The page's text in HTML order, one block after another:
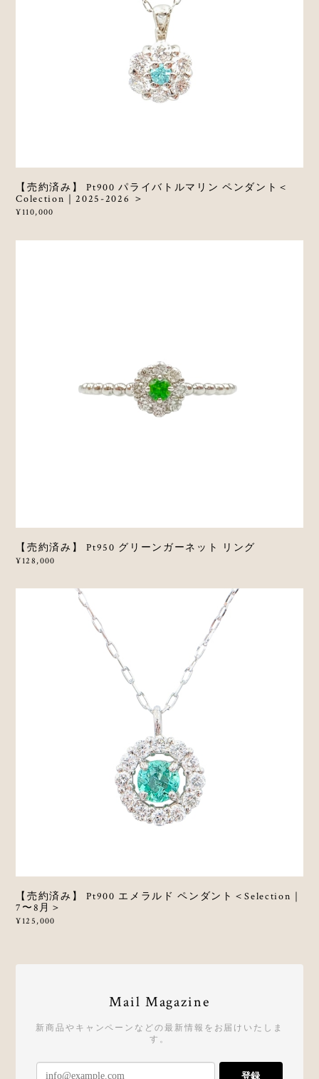
【売約済み】 Pt900 パライバトルマリン ペンダント＜
Colection｜2025-2026 ＞
¥110,000
【売約済み】 Pt950 グリーンガーネット リング
¥128,000
【売約済み】 Pt900 エメラルド ペンダント＜Selection｜
7〜8月＞
¥125,000
Mail Magazine
新商品やキャンペーンなどの最新情報をお届けいたしま
す。
登録